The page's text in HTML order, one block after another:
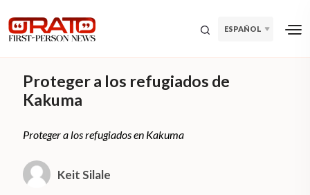
ESPAÑOL
Proteger a los refugiados de
Kakuma
Proteger a los refugiados en Kakuma
Keit Silale